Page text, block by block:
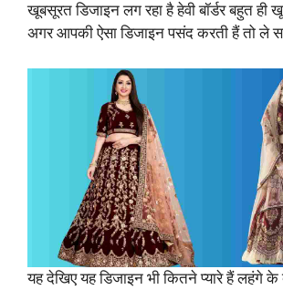
खूबसूरत डिजाइन लग रहा है हेवी बॉर्डर बहुत ही
अगर आपकी ऐसा डिजाइन पसंद करती हैं तो ले
यह देखिए यह डिजाइन भी कितने प्यारे हैं लहंगे